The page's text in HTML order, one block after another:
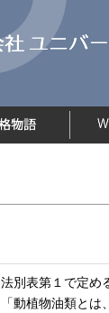
法別表第１で定め
「動植物油類と